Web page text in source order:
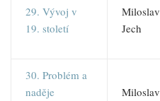
29. Vývoj v
19. století
Miloslav
Jech
30. Problém a
naděje
Miloslav